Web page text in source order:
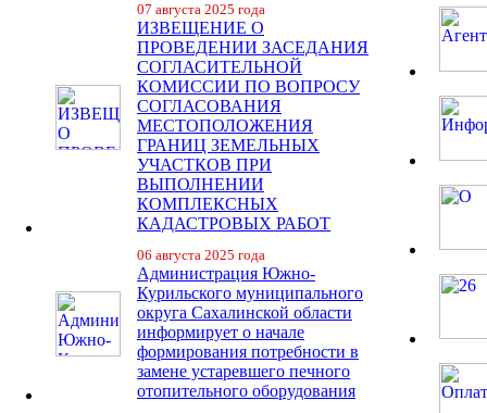
07 августа 2025 года
ИЗВЕЩЕНИЕ О
ПРОВЕДЕНИИ ЗАСЕДАНИЯ
СОГЛАСИТЕЛЬНОЙ
КОМИССИИ ПО ВОПРОСУ
СОГЛАСОВАНИЯ
МЕСТОПОЛОЖЕНИЯ
ГРАНИЦ ЗЕМЕЛЬНЫХ
УЧАСТКОВ ПРИ
ВЫПОЛНЕНИИ
КОМПЛЕКСНЫХ
КАДАСТРОВЫХ РАБОТ
06 августа 2025 года
Администрация Южно-
Курильского муниципального
округа Сахалинской области
информирует о начале
формирования потребности в
замене устаревшего печного
отопительного оборудования